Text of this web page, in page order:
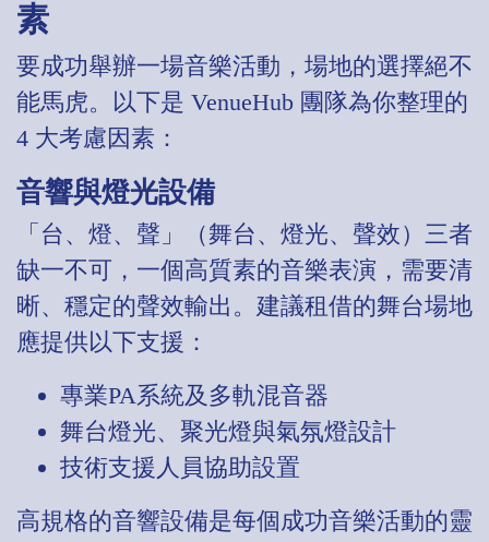
素
要成功舉辦一場音樂活動，場地的選擇絕不
能馬虎。以下是 VenueHub 團隊為你整理的
4 大考慮因素：
音響與燈光設備
「台、燈、聲」（舞台、燈光、聲效）三者
缺一不可，一個高質素的音樂表演，需要清
晰、穩定的聲效輸出。建議租借的舞台場地
應提供以下支援：
專業PA系統及多軌混音器
舞台燈光、聚光燈與氣氛燈設計
技術支援人員協助設置
高規格的音響設備是每個成功音樂活動的靈